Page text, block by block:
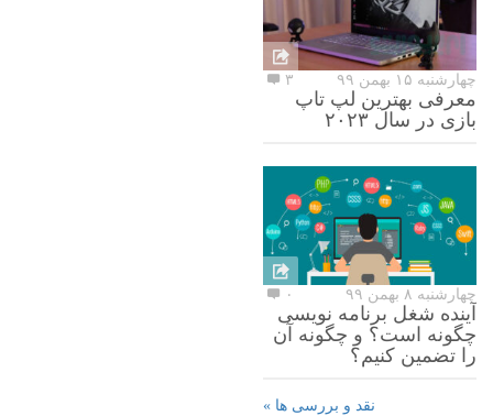
چهارشنبه ۱۵ بهمن ۹۹ ۳
معرفی بهترین لپ تاپ
بازی در سال ۲۰۲۳
چهارشنبه ۸ بهمن ۹۹ ۰
آینده شغل برنامه نویسی
چگونه است؟ و چگونه آن
را تضمین کنیم؟
نقد و بررسی ها »